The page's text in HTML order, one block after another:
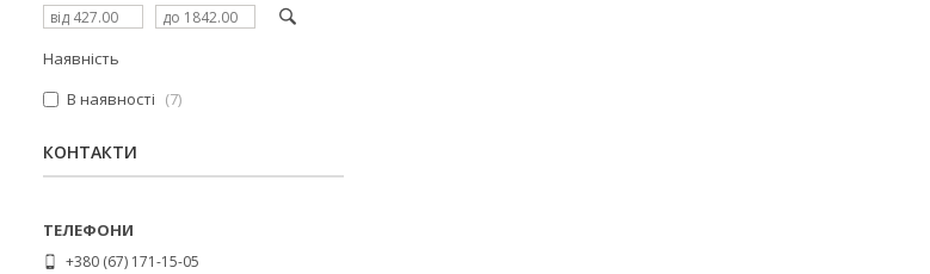
Наявність
В наявності
7
КОНТАКТИ
+380 (67) 171-15-05